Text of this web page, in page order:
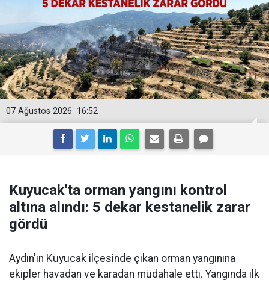
16:52
07 Ağustos 2026
Kuyucak'ta orman yangını kontrol
altına alındı: 5 dekar kestanelik zarar
gördü
Aydın'ın Kuyucak ilçesinde çıkan orman yangınına
ekipler havadan ve karadan müdahale etti. Yangında ilk